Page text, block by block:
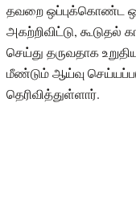
தவறை ஒப்புக்கொண்ட
அகற்றிவிட்டு, கூடுதல்
செய்து தருவதாக
மீண்டும் ஆய்வு
தெரிவித்துள்ளார்.